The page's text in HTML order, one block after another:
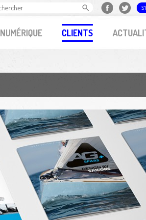
NUMÉRIQUE CLIENTS